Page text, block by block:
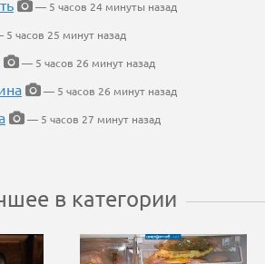
— 5 часов 24 минуты назад
часов 25 минут назад
— 5 часов 26 минут назад
— 5 часов 26 минут назад
— 5 часов 27 минут назад
в категории